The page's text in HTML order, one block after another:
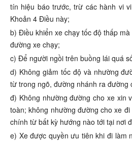
tín hiệu báo trước, trừ các hành vi
Khoản 4 Điều này;
b) Điều khiển xe chạy tốc độ thấp
đường xe chạy;
c) Để người ngồi trên buồng lái quá
d) Không giảm tốc độ và nhường
từ trong ngõ, đường nhánh ra đường
đ) Không nhường đường cho xe xin
toàn; không nhường đường cho xe
chính từ bất kỳ hướng nào tới tại nơi
e) Xe được quyền ưu tiên khi đi làm